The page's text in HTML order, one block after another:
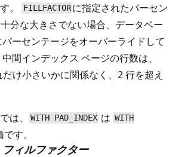
。
FILLFACTOR に指定されたパーセン
分な大きさでない場合、データベー
ーセンテージをオーバーライドして
間インデックス ページの行数は、
け小さいかに関係なく、2 行を超え
は、
WITH PAD_INDEX は WITH
す。
フィルファクター